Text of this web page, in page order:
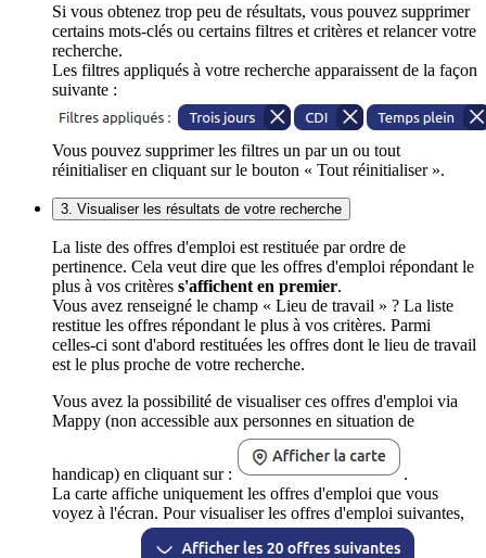
Si vous obtenez trop peu de résultats, vous pouvez supprimer
certains mots-clés ou certains filtres et critères et relancer votre
recherche.
Les filtres appliqués à votre recherche apparaissent de la façon
suivante :
Vous pouvez supprimer les filtres un par un ou tout
réinitialiser en cliquant sur le bouton « Tout réinitialiser ».
3. Visualiser les résultats de votre recherche
La liste des offres d'emploi est restituée par ordre de
pertinence. Cela veut dire que les offres d'emploi répondant le
plus à vos critères s'affichent en premier.
Vous avez renseigné le champ « Lieu de travail » ? La liste
restitue les offres répondant le plus à vos critères. Parmi
celles-ci sont d'abord restituées les offres dont le lieu de travail
est le plus proche de votre recherche.
Vous avez la possibilité de visualiser ces offres d'emploi via
Mappy (non accessible aux personnes en situation de
handicap) en cliquant sur :
.
La carte affiche uniquement les offres d'emploi que vous
voyez à l'écran. Pour visualiser les offres d'emploi suivantes,